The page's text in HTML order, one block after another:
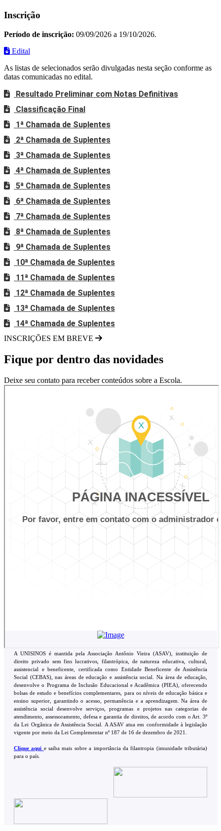
Inscrição
Período de inscrição: 09/09/2026 a 19/10/2026.
Edital
As listas de selecionados serão divulgadas nesta seção conforme as
datas comunicadas no edital.
Resultado Preliminar com Notas Definitivas
Classificação Final
1ª Chamada de Suplentes
2ª Chamada de Suplentes
3ª Chamada de Suplentes
4ª Chamada de Suplentes
5ª Chamada de Suplentes
6ª Chamada de Suplentes
7ª Chamada de Suplentes
8ª Chamada de Suplentes
9ª Chamada de Suplentes
10ª Chamada de Suplentes
11ª Chamada de Suplentes
12ª Chamada de Suplentes
13ª Chamada de Suplentes
14ª Chamada de Suplentes
INSCRIÇÕES EM BREVE
Fique por dentro das novidades
Deixe seu contato para receber conteúdos sobre a Escola.
A UNISINOS é mantida pela Associação Antônio Vieira (ASAV), instituição de
direito privado sem fins lucrativos, filantrópica, de natureza educativa, cultural,
assistencial e beneficente, certificada como Entidade Beneficente de Assistência
Social (CEBAS), nas áreas de educação e assistência social. Na área de educação,
desenvolve o Programa de Inclusão Educacional e Acadêmica (PIEA), oferecendo
bolsas de estudo e benefícios complementares, para os níveis de educação básica e
ensino superior, garantindo o acesso, permanência e a aprendizagem. Na área de
assistência social desenvolve serviços, programas e projetos nas categorias de
atendimento, assessoramento, defesa e garantia de direitos, de acordo com o Art. 3º
da Lei Orgânica de Assistência Social. A ASAV atua em conformidade à legislação
vigente por meio da Lei Complementar nº 187 de 16 de dezembro de 2021.
Clique aqui e saiba mais sobre a importância da filantropia (imunidade tributária)
para o país.